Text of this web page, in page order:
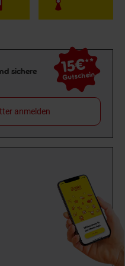
sichere
15€**
Gutschein
anmelden